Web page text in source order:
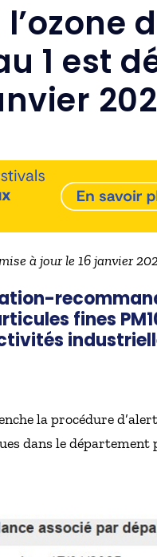
1 est
à jour le 16 janvier
fines
la procédure
dans le département